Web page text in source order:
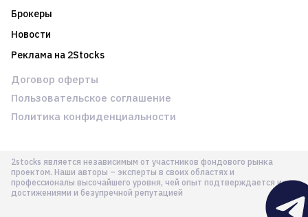
Брокеры
Новости
Реклама на 2Stocks
2stocks является независимым от участников фондового рынка
проектом. Наши авторы – эксперты в своих областях и
профессионалы высочайшего уровня, чей опыт подтверждается их
достижениями и безупречной репутацией
Договор оферты
Пользовательское соглашение
Политика конфиденциальности